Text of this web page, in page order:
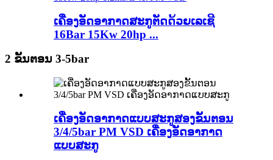
ເຄື່ອງອັດອາກາດສະກູຕັດດ້ວຍເລເຊີ
16Bar 15Kw 20hp ...
2 ຂັ້ນຕອນ 3-5bar
ເຄື່ອງອັດອາກາດແບບສະກູສອງຂັ້ນຕອນ
3/4/5bar PM VSD ເຄື່ອງອັດອາກາດ
ແບບສະກູ